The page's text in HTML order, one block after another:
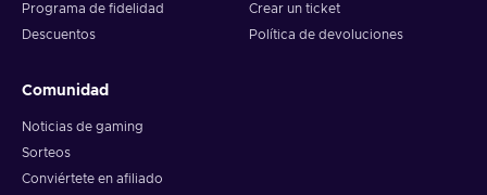
Programa de fidelidad
Descuentos
Crear un ticket
Política de devoluciones
Comunidad
Noticias de gaming
Sorteos
Conviértete en afiliado